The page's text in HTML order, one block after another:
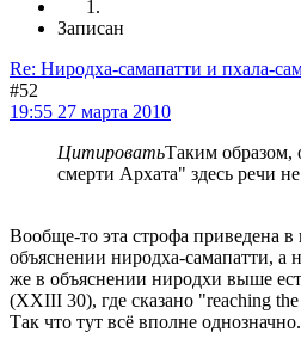
Записан
Re: Ниродха-самапатти и пхала-
#52
19:55 27 марта 2010
ЦитироватьТаким образом,
смерти Архата" здесь речи
Вообще-то эта строфа приведена в
объяснении ниродха-самапатти, а
же в объяснении ниродхи выше
(XXIII 30), где сказано "reaching
Так что тут всё вполне однозначно.